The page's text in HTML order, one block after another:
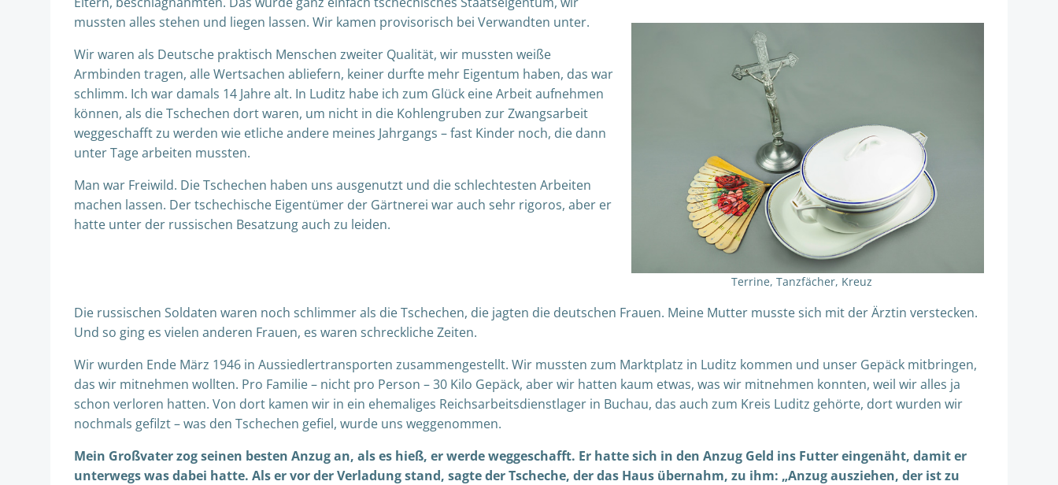
mussten alles stehen und liegen lassen. Wir kamen provisorisch bei Verwandten unter.
Wir waren als Deutsche praktisch Menschen zweiter Qualität, wir mussten weiße
Armbinden tragen, alle Wertsachen abliefern, keiner durfte mehr Eigentum haben, das war
schlimm. Ich war damals 14 Jahre alt. In Luditz habe ich zum Glück eine Arbeit aufnehmen
können, als die Tschechen dort waren, um nicht in die Kohlengruben zur Zwangsarbeit
weggeschafft zu werden wie etliche andere meines Jahrgangs – fast Kinder noch, die dann
unter Tage arbeiten mussten.
Man war Freiwild. Die Tschechen haben uns ausgenutzt und die schlechtesten Arbeiten
machen lassen. Der tschechische Eigentümer der Gärtnerei war auch sehr rigoros, aber er
hatte unter der russischen Besatzung auch zu leiden.
Terrine, Tanzfächer, Kreuz
Die russischen Soldaten waren noch schlimmer als die Tschechen, die jagten die deutschen Frauen. Meine Mutter musste sich mit der Ärztin verstecken.
Und so ging es vielen anderen Frauen, es waren schreckliche Zeiten.
Wir wurden Ende März 1946 in Aussiedlertransporten zusammengestellt. Wir mussten zum Marktplatz in Luditz kommen und unser Gepäck mitbringen,
das wir mitnehmen wollten. Pro Familie – nicht pro Person – 30 Kilo Gepäck, aber wir hatten kaum etwas, was wir mitnehmen konnten, weil wir alles ja
schon verloren hatten. Von dort kamen wir in ein ehemaliges Reichsarbeitsdienstlager in Buchau, das auch zum Kreis Luditz gehörte, dort wurden wir
nochmals gefilzt – was den Tschechen gefiel, wurde uns weggenommen.
Mein Großvater zog seinen besten Anzug an, als es hieß, er werde weggeschafft. Er hatte sich in den Anzug Geld ins Futter eingenäht, damit er
unterwegs was dabei hatte. Als er vor der Verladung stand, sagte der Tscheche, der das Haus übernahm, zu ihm: „Anzug ausziehen, der ist zu